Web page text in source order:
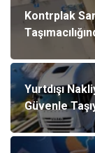
Kontrplak
Yurtdışı
Güvenle